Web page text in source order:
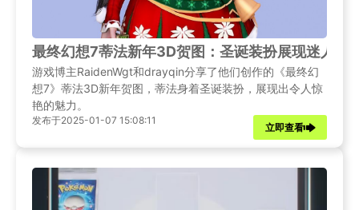
最终幻想7蒂法新年3D贺图：圣诞装扮展现迷人魅
游戏博主RaidenWgt和drayqin分享了他们创作的《最终幻
想7》蒂法3D新年贺图，蒂法身着圣诞装扮，展现出令人惊
艳的魅力。
发布于2025-01-07 15:08:11
立即查看